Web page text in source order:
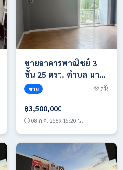
ขายอาคารพาณิชย์ 3
ชั้น 25 ตรว. ตำบล นา
ท่ามเหนือ อำเภอเมือง
ตรัง จังหวัดตรัง
ขาย ตรัง
฿3,500,000
08 ก.ค. 2569 15:20 น.